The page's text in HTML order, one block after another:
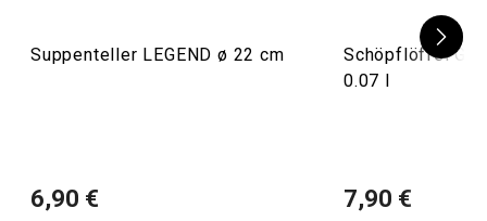
Suppenteller LEGEND ø 22 cm
6,90 €
Schöpflöffel
0.07 l
7,90 €